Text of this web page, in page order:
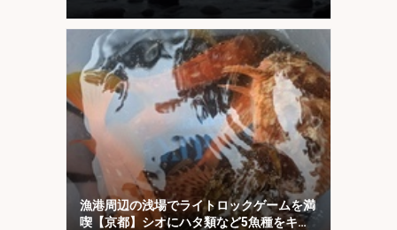
う！
漁港周辺の浅場でライトロックゲームを満
喫【京都】シオにハタ類など5魚種をキャ